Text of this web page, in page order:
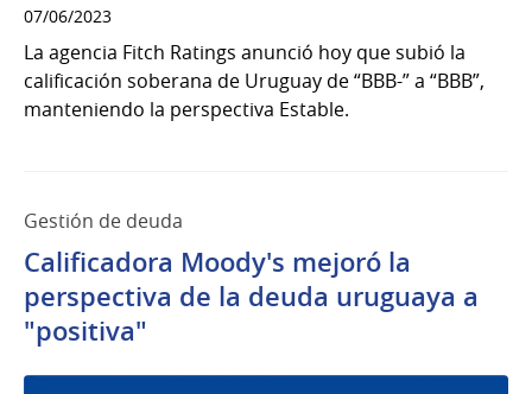
07/06/2023
La agencia Fitch Ratings anunció hoy que subió la
calificación soberana de Uruguay de “BBB-” a “BBB”,
manteniendo la perspectiva Estable.
Gestión de deuda
Calificadora Moody's mejoró la
perspectiva de la deuda uruguaya a
"positiva"